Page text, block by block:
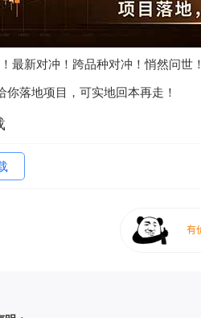
最新对冲！跨品种对冲！悄然问世！
你落地项目，可实地回本再走！